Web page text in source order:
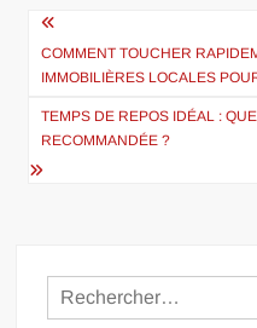
Navigation
de
l’article
COMMENT TOUCHER
IMMOBILIÈRES LOCALES
TEMPS DE REPOS IDÉAL :
RECOMMANDÉE ?